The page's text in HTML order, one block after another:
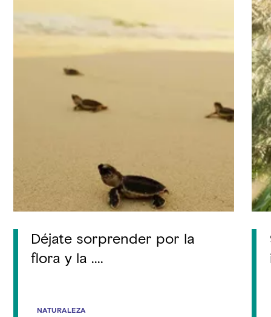
Déjate sorprender por la
flora y la ....
NATURALEZA